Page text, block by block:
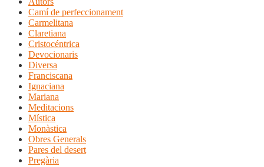
Camí de perfeccionament
Carmelitana
Claretiana
Cristocéntrica
Devocionaris
Diversa
Franciscana
Ignaciana
Mariana
Meditacions
Mística
Monàstica
Obres Generals
Pares del desert
Pregària